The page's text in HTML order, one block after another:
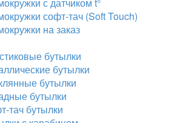
софт-тач (Soft Touch)
на заказ
бутылки
бутылки
бутылки
бутылки
тач бутылки